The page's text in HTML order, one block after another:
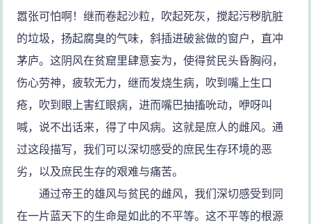
嚣张可怕啊！继而卷起沙粒，吹起死灰，搅起污秽肮脏
的垃圾，扬起腐臭的气味，斜插进破瓮做的窗户，直冲
茅庐。这阴风在贫窟里肆意妄为，使得贫民头昏胸闷，
伤心劳神，疲软无力，继而发烧生病，吹到嘴上生口
疮，吹到眼上害红眼病，进而嘴巴抽搐吮动，咿呀叫
喊，说不出话来，得了中风病。这就是庶人的雌风。通
过这段描写，我们可以深切感受的庶民生存环境的恶
劣，以及庶民生存的艰难与痛苦。
通过帝王的雄风与贫民的雌风，我们深切感受到同
在一片蓝天下的生命是如此的不平等。这不平等的根源